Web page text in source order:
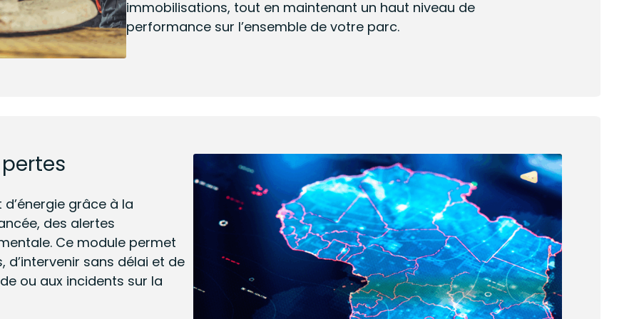
immobilisations, tout en maintenant un haut niveau de
performance sur l’ensemble de votre parc.
grâce à la
des alertes
Ce module permet
sans délai et de
ou aux incidents sur la